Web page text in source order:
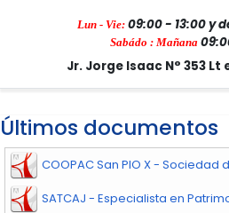
Lun - Vie: 09:00 - 13:00 y
Sabádo : Mañana
Jr. Jorge Isaac N° 353 Lt
Últimos documentos
COOPAC San PIO X -
SATCAJ - Especialista en